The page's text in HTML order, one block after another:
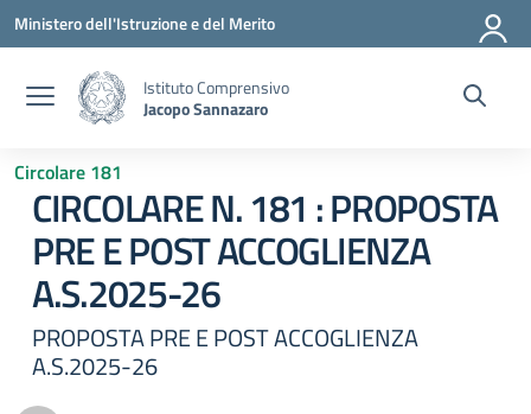
Vai ai contenuti
Vai al menu di navigazione
Vai al footer
Ministero dell'Istruzione e del Merito
Istituto Comprensivo
Jacopo Sannazaro
Circolare 181
CIRCOLARE N. 181 : PROPOSTA
PRE E POST ACCOGLIENZA
A.S.2025-26
PROPOSTA PRE E POST ACCOGLIENZA
A.S.2025-26